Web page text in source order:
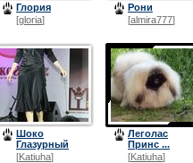
Глория
[gloria]
Рони
[almira777]
Шоко
Глазурный
[Katiuha]
Леголас
Принс ...
[Katiuha]